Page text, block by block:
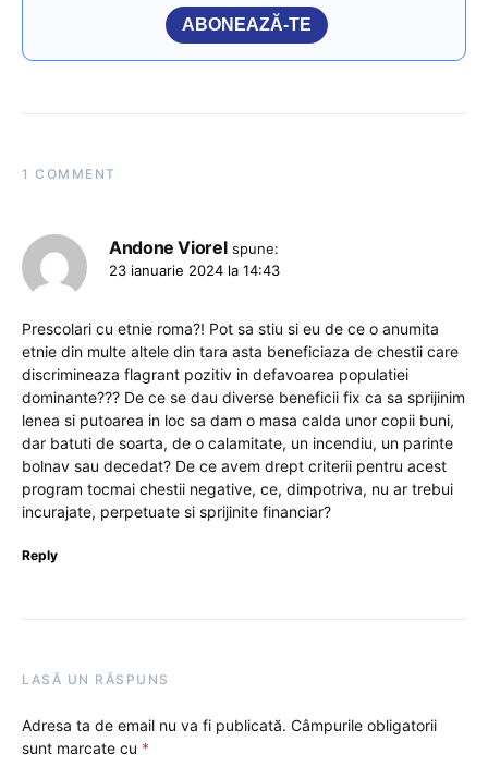
ABONEAZĂ-TE
1 COMMENT
Andone Viorel spune:
23 ianuarie 2024 la 14:43
Prescolari cu etnie roma?! Pot sa stiu si eu de ce o anumita
etnie din multe altele din tara asta beneficiaza de chestii care
discrimineaza flagrant pozitiv in defavoarea populatiei
dominante??? De ce se dau diverse beneficii fix ca sa sprijinim
lenea si putoarea in loc sa dam o masa calda unor copii buni,
dar batuti de soarta, de o calamitate, un incendiu, un parinte
bolnav sau decedat? De ce avem drept criterii pentru acest
program tocmai chestii negative, ce, dimpotriva, nu ar trebui
incurajate, perpetuate si sprijinite financiar?
Reply
LASĂ UN RĂSPUNS
Adresa ta de email nu va fi publicată. Câmpurile obligatorii
sunt marcate cu *